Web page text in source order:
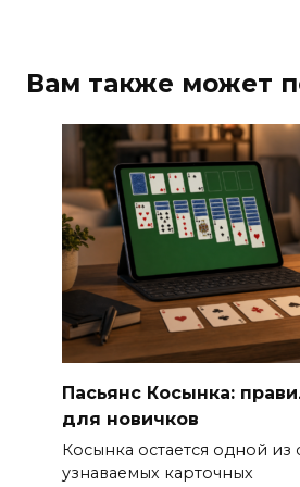
Вам также может
Пасьянс Косынка:
для новичков
Косынка остается одной из
узнаваемых карточных